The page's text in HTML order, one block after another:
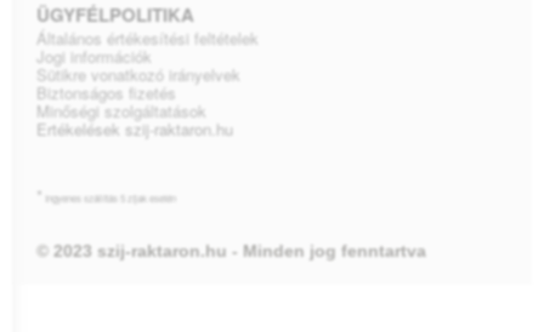
ÜGYFÉLPOLITIKA
Általános értékesítési feltételek
Jogi információk
Sütikre vonatkozó irányelvek
Biztonságos fizetés
Minőségi szolgáltatások
Ertékelések szij-raktaron.hu
* Ingyenes szállítás 5 zíjak esetén
© 2023 szij-raktaron.hu - Minden jog fenntartva